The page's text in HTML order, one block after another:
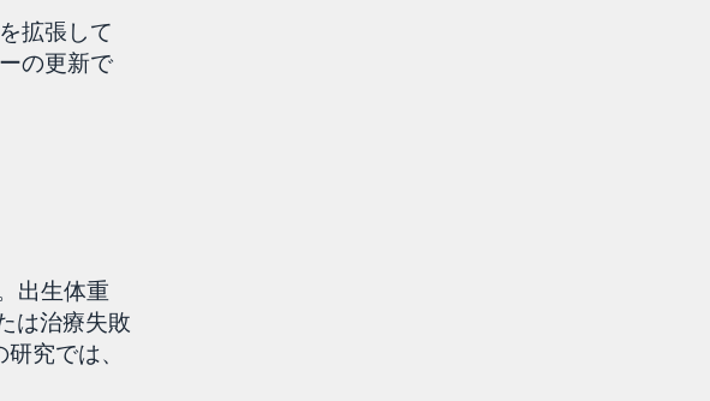
拡張して
の更新で
出生体重
は治療失敗
究では、